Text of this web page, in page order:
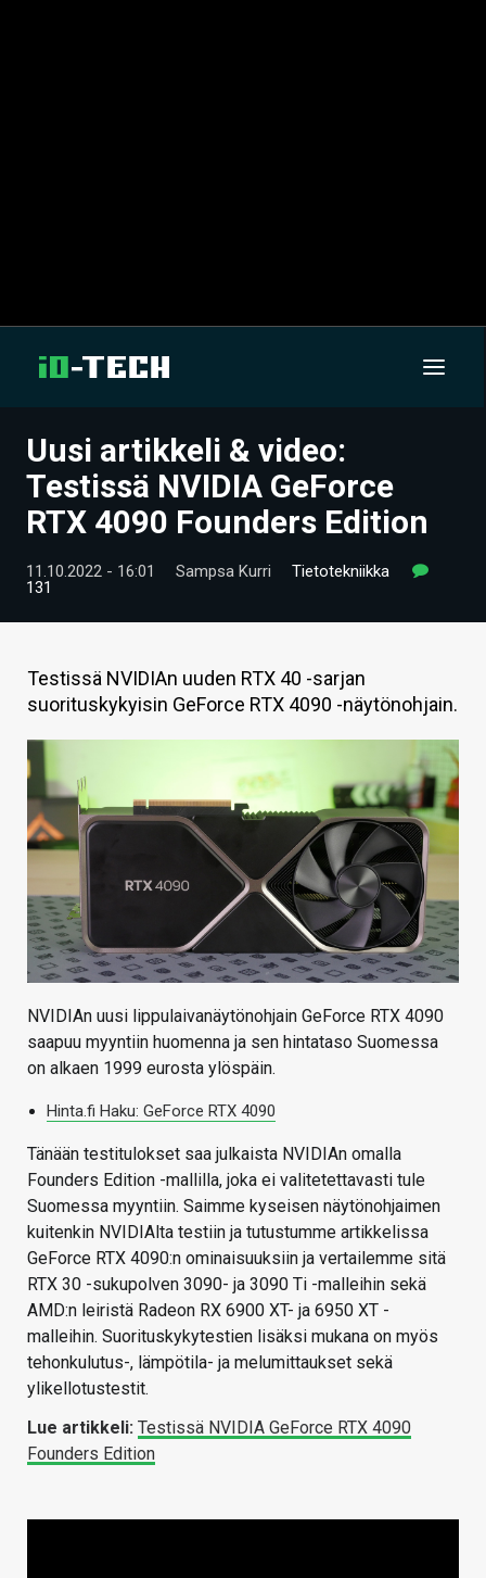
UUTISET
ARTIKKELIT
VIDEOT
HINTA.FI
KAUPPA
VAIHDA TEEMA
HAKU
Uusi artikkeli & video:
Testissä NVIDIA GeForce
RTX 4090 Founders Edition
11.10.2022 - 16:01 Sampsa Kurri
Tietotekniikka
131
Testissä NVIDIAn uuden RTX 40 -sarjan
suorituskykyisin GeForce RTX 4090 -näytönohjain.
NVIDIAn uusi lippulaivanäytönohjain GeForce RTX 4090
saapuu myyntiin huomenna ja sen hintataso Suomessa
on alkaen 1999 eurosta ylöspäin.
Hinta.fi Haku: GeForce RTX 4090
Tänään testitulokset saa julkaista NVIDIAn omalla
Founders Edition -mallilla, joka ei valitetettavasti tule
Suomessa myyntiin. Saimme kyseisen näytönohjaimen
kuitenkin NVIDIAlta testiin ja tutustumme artikkelissa
GeForce RTX 4090:n ominaisuuksiin ja vertailemme sitä
RTX 30 -sukupolven 3090- ja 3090 Ti -malleihin sekä
AMD:n leiristä Radeon RX 6900 XT- ja 6950 XT -
malleihin. Suorituskykytestien lisäksi mukana on myös
tehonkulutus-, lämpötila- ja melumittaukset sekä
ylikellotustestit.
Lue artikkeli: Testissä NVIDIA GeForce RTX 4090
Founders Edition